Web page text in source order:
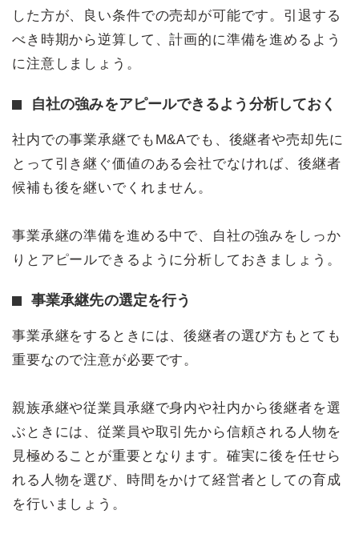
した方が、良い条件での売却が可能です。引退する
べき時期から逆算して、計画的に準備を進めるよう
に注意しましょう。
自社の強みをアピールできるよう分析しておく
社内での事業承継でもM&Aでも、後継者や売却先に
とって引き継ぐ価値のある会社でなければ、後継者
候補も後を継いでくれません。
事業承継の準備を進める中で、自社の強みをしっか
りとアピールできるように分析しておきましょう。
事業承継先の選定を行う
事業承継をするときには、後継者の選び方もとても
重要なので注意が必要です。
親族承継や従業員承継で身内や社内から後継者を選
ぶときには、従業員や取引先から信頼される人物を
見極めることが重要となります。確実に後を任せら
れる人物を選び、時間をかけて経営者としての育成
を行いましょう。